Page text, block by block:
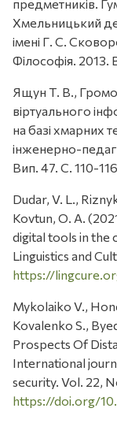
предметників.
Хмельницький
імені Г. С.
Філософія. 2013.
Ящун Т. В.,
віртуального
на базі хмарних
інженерно-
Вип. 47. С. 110-
Dudar, V. L.,
Kovtun, O. A.
digital tools in the
Linguistics and
https://
Mykolaiko V.,
Kovalenko S.,
Prospects Of
International
security. Vol. 22,
https://doi.org/